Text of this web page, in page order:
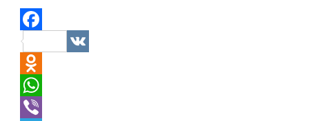
Facebook
VK
Odnoklassniki
WhatsApp